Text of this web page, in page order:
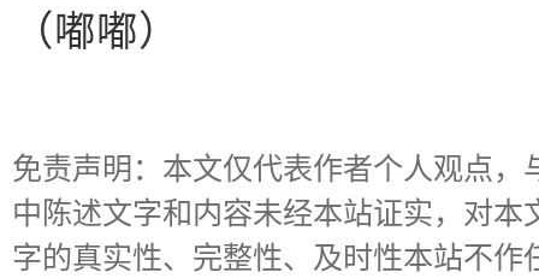
（嘟嘟）
免责声明：本文仅代表作者个人观点
中陈述文字和内容未经本站证实，对
字的真实性、完整性、及时性本站不